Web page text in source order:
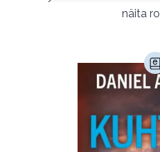
Populaarsed (25)
Eesti
näita